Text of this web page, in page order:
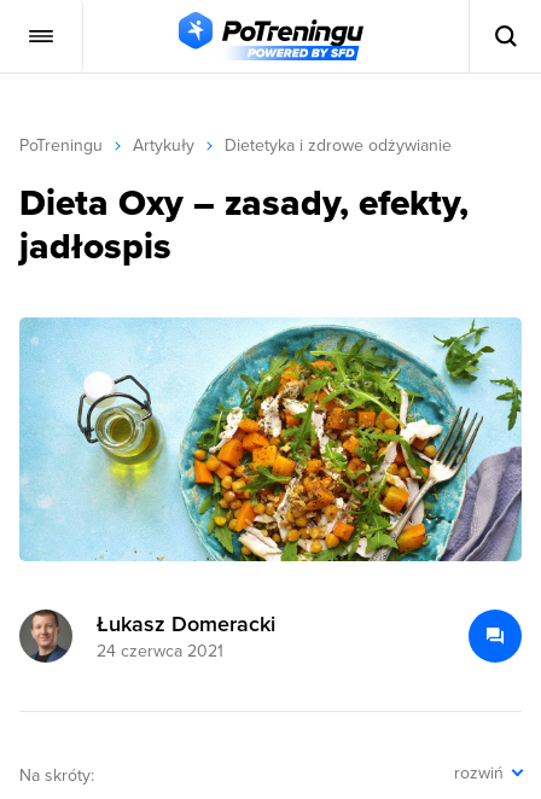
PoTreningu Artykuły Dietetyka i zdrowe odżywianie
Dieta Oxy – zasady, efekty,
jadłospis
Łukasz Domeracki
24 czerwca 2021
Na skróty: rozwiń